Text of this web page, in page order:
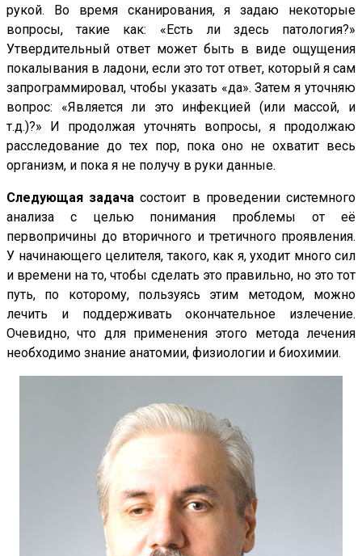
рукой. Во время сканирования, я задаю некоторые
вопросы, такие как: «Есть ли здесь патология?»
Утвердительный ответ может быть в виде ощущения
покалывания в ладони, если это тот ответ, который я сам
запрограммировал, чтобы указать «да». Затем я уточняю
вопрос: «Является ли это инфекцией (или массой, и
т.д.)?» И продолжая уточнять вопросы, я продолжаю
расследование до тех пор, пока оно не охватит весь
организм, и пока я не получу в руки данные.
Следующая задача состоит в проведении системного
анализа с целью понимания проблемы от её
первопричины до вторичного и третичного проявления.
У начинающего целителя, такого, как я, уходит много сил
и времени на то, чтобы сделать это правильно, но это тот
путь, по которому, пользуясь этим методом, можно
лечить и поддерживать окончательное излечение.
Очевидно, что для применения этого метода лечения
необходимо знание анатомии, физиологии и биохимии.